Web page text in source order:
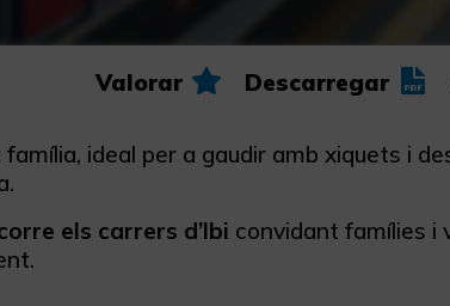
Valorar Descarregar
ideal per a gaudir amb xiquets i
els carrers d’Ibi convidant famílies i